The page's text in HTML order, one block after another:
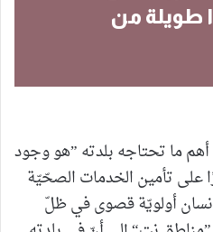
طويلة من
ما تحتاجه بلدته ”هو وجود
تأمين الخدمات الصحّيّة
أولويّة قصوى في ظلّ